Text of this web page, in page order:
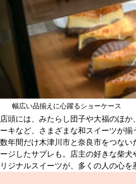
幅広い品揃えに心躍るショーケース
店頭には、みたらし団子や大福のほか
ーキなど、さまざまな和スイーツが
数年間だけ木津川市と奈良市をつない
ージしたサブレも。店主の好きな柴犬
リジナルスイーツが、多くの人の心を